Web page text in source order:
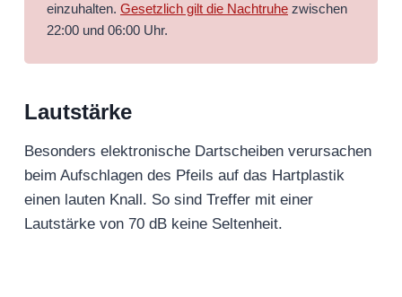
einzuhalten. Gesetzlich gilt die Nachtruhe zwischen
22:00 und 06:00 Uhr.
Lautstärke
Besonders elektronische Dartscheiben verursachen
beim Aufschlagen des Pfeils auf das Hartplastik
einen lauten Knall. So sind Treffer mit einer
Lautstärke von 70 dB keine Seltenheit.